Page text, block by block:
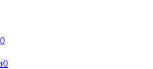
0
0